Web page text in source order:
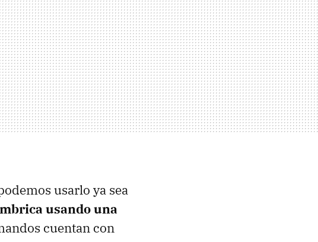
usarlo ya sea
usando una
cuentan con